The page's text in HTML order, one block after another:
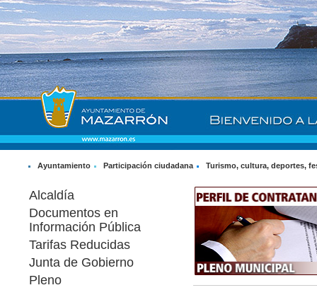
Ayuntamiento Participación ciudadana Turismo, cultura, deportes,
Alcaldía
Documentos en
Información Pública
Tarifas Reducidas
Junta de Gobierno
Pleno